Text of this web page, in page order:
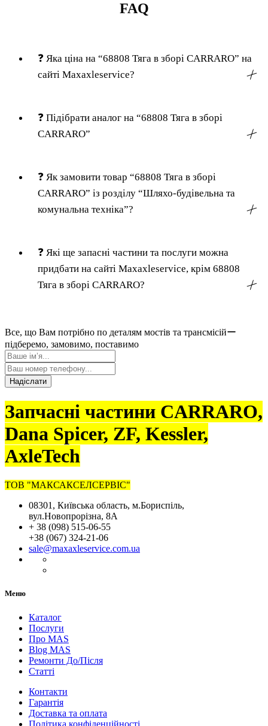
FAQ
❓ Яка ціна на “68808 Тяга в зборі CARRARO” на
сайті Maxaxleservice?
╳
❓ Підібрати аналог на “68808 Тяга в зборі
CARRARO”
╳
❓ Як замовити товар “68808 Тяга в зборі
CARRARO” із розділу “Шляхо-будівельна та
комунальна техніка”?
╳
❓ Які ще запасні частини та послуги можна
придбати на сайті Maxaxleservice, крім 68808
Тяга в зборі CARRARO?
╳
Все, що Вам потрібно по деталям мостів та трансмісійー
підберемо, замовимо, поставимо
Надіслати
Запчасні частини CARRARO,
Dana Spicer, ZF, Kessler,
AxleTech
ТОВ "МАКСАКСЕЛСЕРВІС"
08301, Київська область, м.Бориспіль,
вул.Новопрорізна, 8А
+ 38 (098) 515-06-55
+38 (067) 324-21-06
sale@maxaxleservice.com.ua
Меню
Каталог
Послуги
Про MAS
Blog MAS
Ремонти До/Після
Статті
Контакти
Гарантія
Доставка та оплата
Політика конфіденційності